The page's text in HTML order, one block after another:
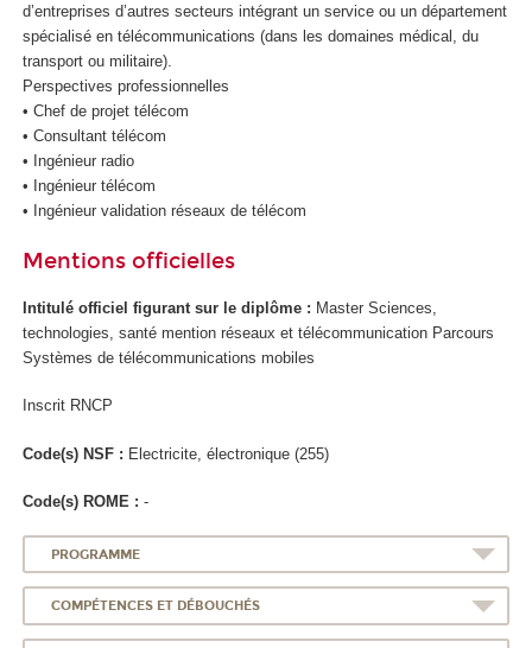
d’entreprises d’autres secteurs intégrant un service ou un département
spécialisé en télécommunications (dans les domaines médical, du
transport ou militaire).
Perspectives professionnelles
• Chef de projet télécom
• Consultant télécom
• Ingénieur radio
• Ingénieur télécom
• Ingénieur validation réseaux de télécom
Mentions officielles
Intitulé officiel figurant sur le diplôme : Master Sciences,
technologies, santé mention réseaux et télécommunication Parcours
Systèmes de télécommunications mobiles
Inscrit RNCP
Code(s) NSF : Electricite, électronique (255)
Code(s) ROME : -
PROGRAMME
COMPÉTENCES ET DÉBOUCHÉS